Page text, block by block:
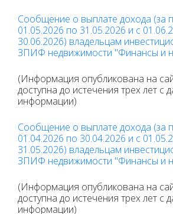
Сообщение о выплате дохода (за
01.05.2026 по 31.05.2026 и с
30.06.2026) владельцам
ЗПИФ недвижимости "Финансы и
(Информация опубликована на
доступна до истечения трех лет с
информации)
Сообщение о выплате дохода (за
01.04.2026 по 30.04.2026 и с
31.05.2026) владельцам
ЗПИФ недвижимости "Финансы и
(Информация опубликована на
доступна до истечения трех лет с
информации)